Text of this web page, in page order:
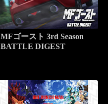
MFゴースト 3rd Season
BATTLE DIGEST